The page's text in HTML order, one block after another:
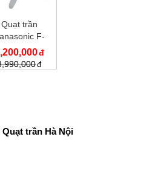
Quạt trần
F-
60TAN
trần Hà Nội